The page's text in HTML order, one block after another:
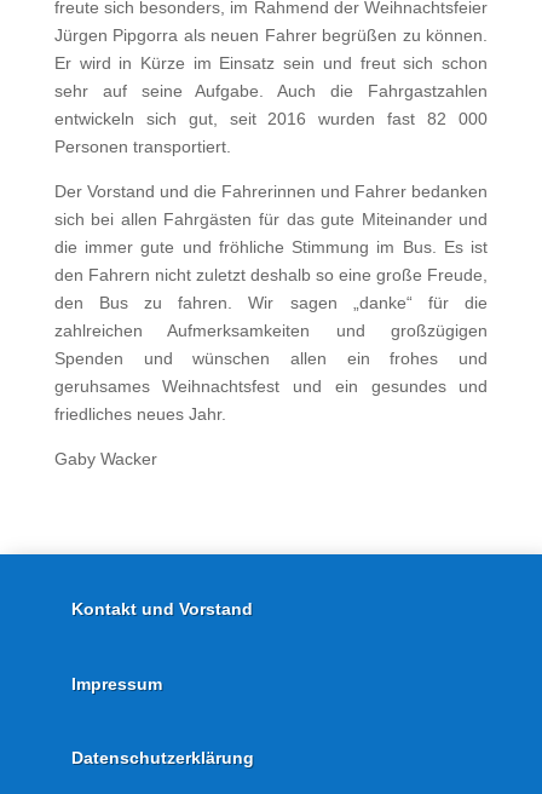
freute sich besonders, im Rahmend der Weihnachtsfeier
Jürgen Pipgorra als neuen Fahrer begrüßen zu können.
Er wird in Kürze im Einsatz sein und freut sich schon
sehr auf seine Aufgabe. Auch die Fahrgastzahlen
entwickeln sich gut, seit 2016 wurden fast 82 000
Personen transportiert.
Der Vorstand und die Fahrerinnen und Fahrer bedanken
sich bei allen Fahrgästen für das gute Miteinander und
die immer gute und fröhliche Stimmung im Bus. Es ist
den Fahrern nicht zuletzt deshalb so eine große Freude,
den Bus zu fahren. Wir sagen „danke“ für die
zahlreichen Aufmerksamkeiten und großzügigen
Spenden und wünschen allen ein frohes und
geruhsames Weihnachtsfest und ein gesundes und
friedliches neues Jahr.
Gaby Wacker
Kontakt und Vorstand
Impressum
Datenschutzerklärung